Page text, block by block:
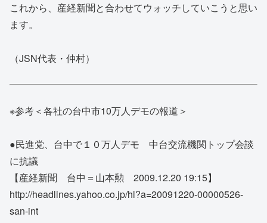
これから、産経新聞と合わせてウォッチしていこうと思い
ます。
（JSN代表・仲村）
※参考＜各社の台中市10万人デモの報道＞
●民進党、台中で１０万人デモ 中台交流機関トップ会談
に抗議
【産経新聞 台中＝山本勲 2009.12.20 19:15】
http://headlines.yahoo.co.jp/hl?a=20091220-00000526-
san-int